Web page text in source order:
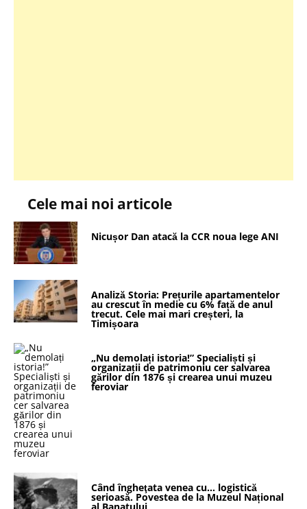
Cele mai noi articole
Nicușor Dan atacă la CCR noua lege ANI
Analiză Storia: Prețurile apartamentelor
au crescut în medie cu 6% față de anul
trecut. Cele mai mari creșteri, la
Timișoara
„Nu demolați istoria!” Specialiști și
organizații de patrimoniu cer salvarea
gărilor din 1876 și crearea unui muzeu
feroviar
Când îngheţata venea cu… logistică
serioasă. Povestea de la Muzeul Național